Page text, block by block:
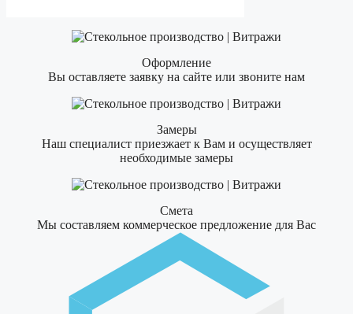
Оформление
Вы оставляете заявку на сайте или звоните нам
Замеры
Наш специалист приезжает к Вам и осуществляет
необходимые замеры
Смета
Мы составляем коммерческое предложение для Вас